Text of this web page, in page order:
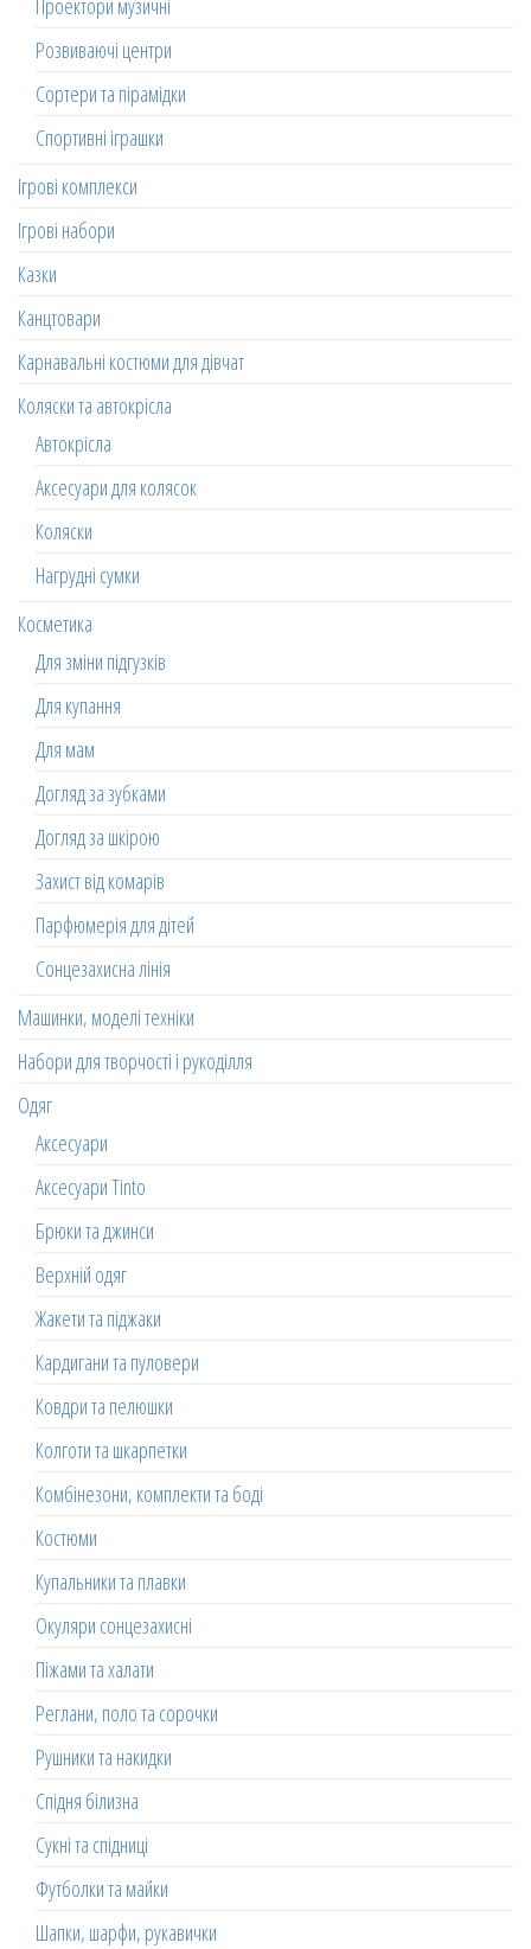
Проектори музичні
Розвиваючі центри
Сортери та пірамідки
Спортивні іграшки
Ігрові комплекси
Ігрові набори
Казки
Канцтовари
Карнавальні костюми для дівчат
Коляски та автокрісла
Автокрісла
Аксесуари для колясок
Коляски
Нагрудні сумки
Косметика
Для зміни підгузків
Для купання
Для мам
Догляд за зубками
Догляд за шкірою
Захист від комарів
Парфюмерія для дітей
Сонцезахисна лінія
Машинки, моделі техніки
Набори для творчості і рукоділля
Одяг
Аксесуари
Аксесуари Tinto
Брюки та джинси
Верхній одяг
Жакети та піджаки
Кардигани та пуловери
Ковдри та пелюшки
Колготи та шкарпетки
Комбінезони, комплекти та боді
Костюми
Купальники та плавки
Окуляри сонцезахисні
Піжами та халати
Реглани, поло та сорочки
Рушники та накидки
Спідня білизна
Сукні та спідниці
Футболки та майки
Шапки, шарфи, рукавички